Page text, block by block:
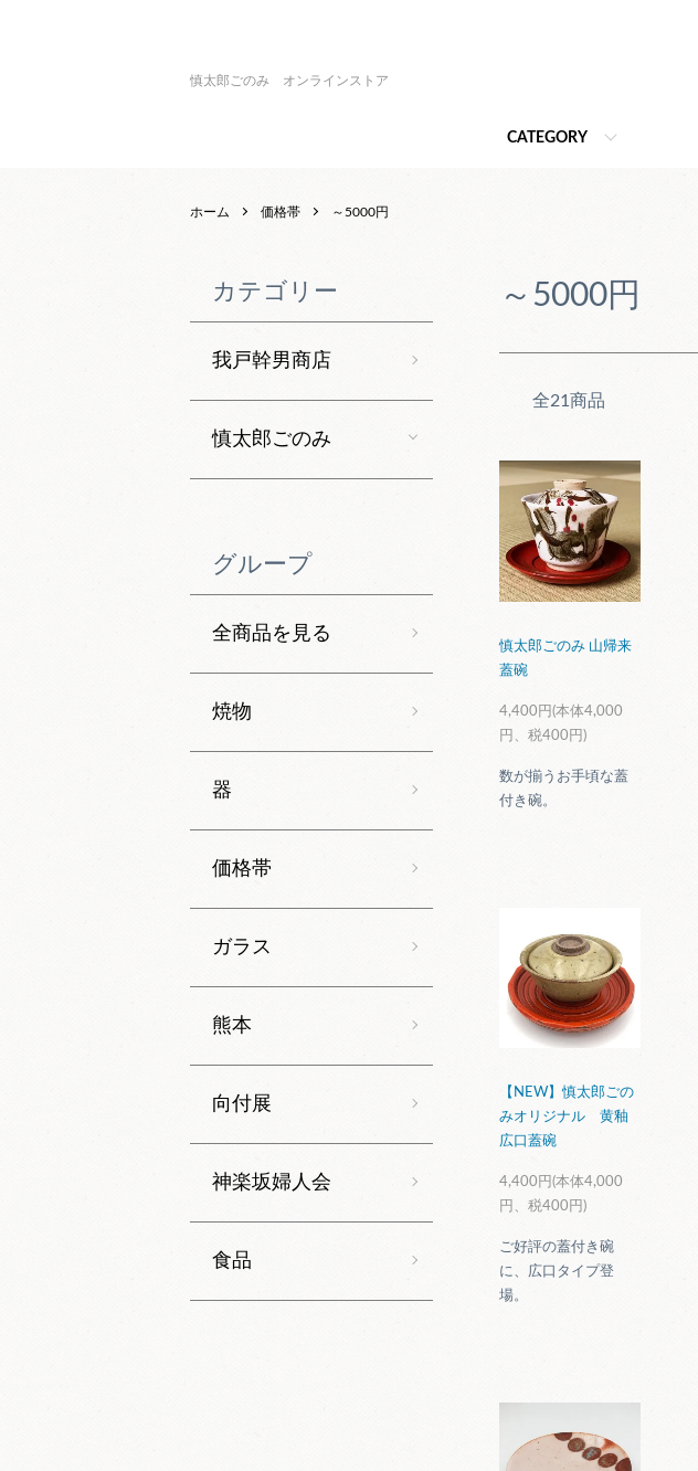
慎太郎ごのみ オンラインストア
CATEGORY
ホーム 価格帯 ～5000円
～5000円
全21商品
慎太郎ごのみ 山帰来
蓋碗
4,400円(本体4,000
円、税400円)
数が揃うお手頃な蓋
付き碗。
【NEW】慎太郎ごの
みオリジナル 黄釉
広口蓋碗
4,400円(本体4,000
円、税400円)
ご好評の蓋付き碗
に、広口タイプ登
場。
カテゴリー
我戸幹男商店
慎太郎ごのみ
グループ
全商品を見る
焼物
器
価格帯
ガラス
熊本
向付展
神楽坂婦人会
食品